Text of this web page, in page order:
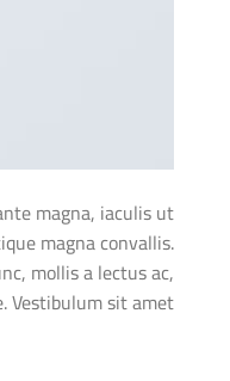
magna, iaculis ut
magna convallis.
mollis a lectus ac,
sit amet […]